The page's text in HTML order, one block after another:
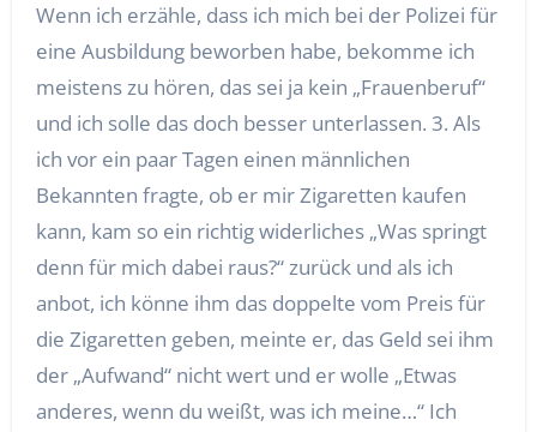
Wenn ich erzähle, dass ich mich bei der Polizei für
eine Ausbildung beworben habe, bekomme ich
meistens zu hören, das sei ja kein „Frauenberuf“
und ich solle das doch besser unterlassen. 3. Als
ich vor ein paar Tagen einen männlichen
Bekannten fragte, ob er mir Zigaretten kaufen
kann, kam so ein richtig widerliches „Was springt
denn für mich dabei raus?“ zurück und als ich
anbot, ich könne ihm das doppelte vom Preis für
die Zigaretten geben, meinte er, das Geld sei ihm
der „Aufwand“ nicht wert und er wolle „Etwas
anderes, wenn du weißt, was ich meine…“ Ich